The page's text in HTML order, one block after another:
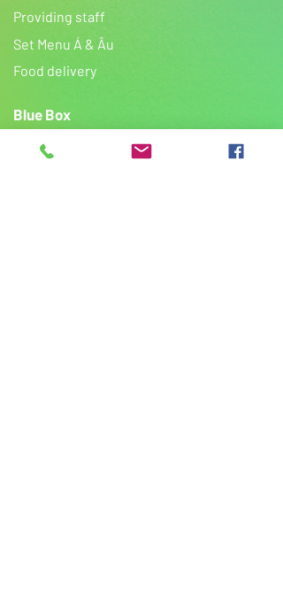
Providing staff
​Set Menu Á & Âu
Food delivery
Blue Box
Experience catering
Gallery